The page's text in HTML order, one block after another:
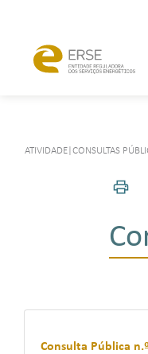
ATIVIDADE CONSULTAS
Consulta Pública